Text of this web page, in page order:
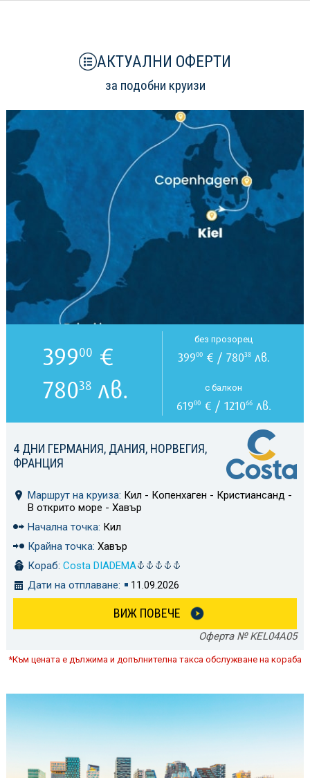
АКТУАЛНИ ОФЕРТИ
за подобни круизи
4 ДНИ ГЕРМАНИЯ, ДАНИЯ, НОРВЕГИЯ,
ФРАНЦИЯ
Маршрут на круиза: Кил - Копенхаген - Кристиансанд -
В открито море - Хавър
Начална точка: Кил
Крайна точка: Хавър
Кораб: Costa DIADEMA
Дати на отплаване:
11.09.2026
ВИЖ ПОВЕЧЕ
Оферта № KEL04A05
39900 €
78038лв.
без прозорец
39900€ / 78038лв.
с балкон
61900€ / 121066лв.
*Към цената е дължима и допълнителна такса обслужване на кораба